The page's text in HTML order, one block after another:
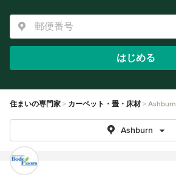
はじめる
住まいの専門家 カーペット・畳・床材 Ashburn
Ashburn